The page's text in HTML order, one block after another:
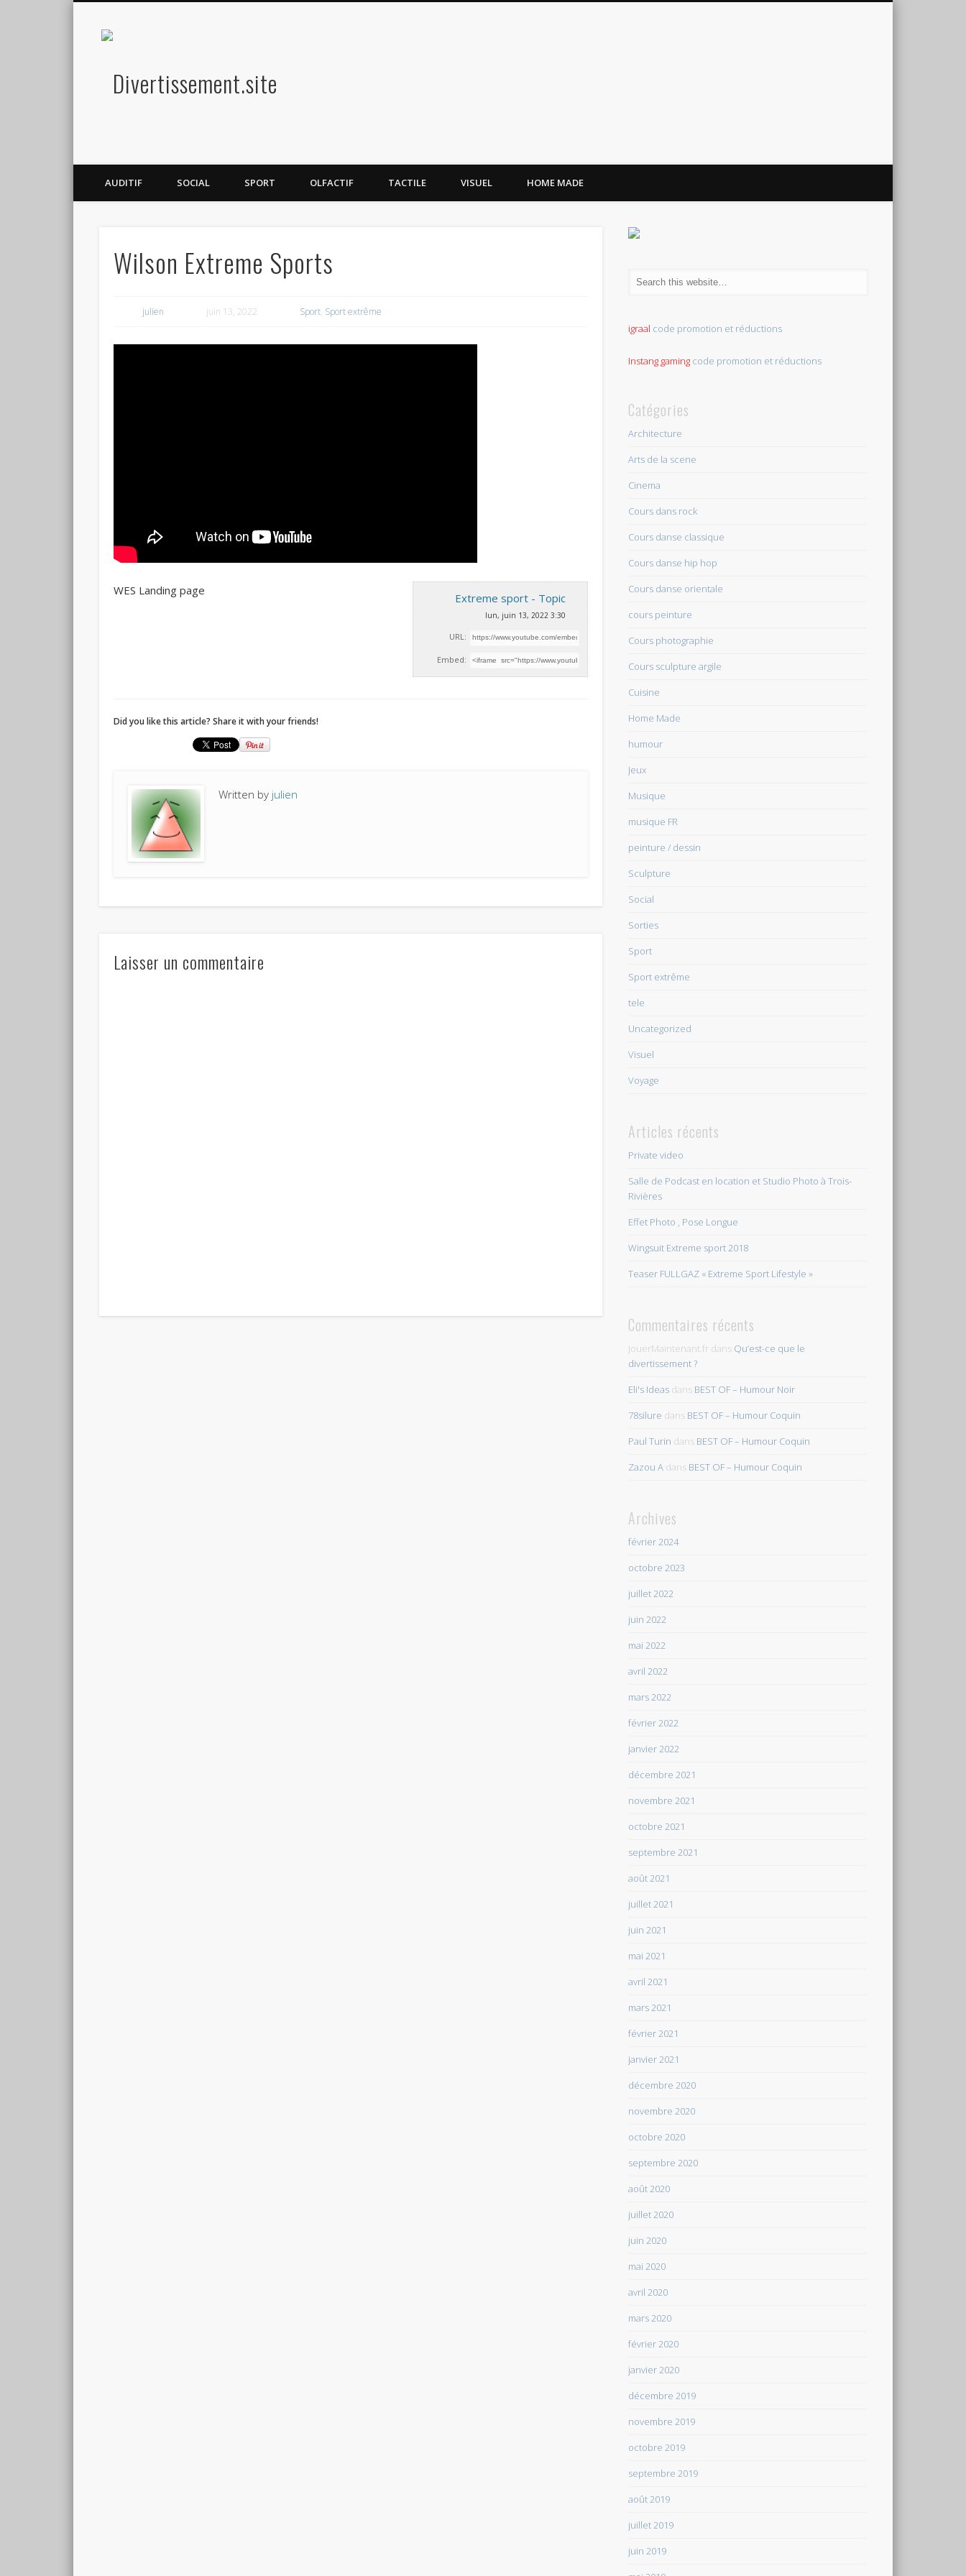
AUDITIF SOCIAL SPORT OLFACTIF TACTILE VISUEL HOME MADE
Wilson Extreme Sports
julien juin 13, 2022 Sport, Sport extrême
Extreme sport - Topic
lun, juin 13, 2022 3:30
URL:
Embed:
WES Landing page
Did you like this article? Share it with your friends!
Written by julien
Laisser un commentaire
igraal code promotion et réductions
Instang gaming code promotion et réductions
Catégories
Architecture
Arts de la scene
Cinema
Cours dans rock
Cours danse classique
Cours danse hip hop
Cours danse orientale
cours peinture
Cours photographie
Cours sculpture argile
Cuisine
Home Made
humour
Jeux
Musique
musique FR
peinture / dessin
Sculpture
Social
Sorties
Sport
Sport extrême
tele
Uncategorized
Visuel
Voyage
Articles récents
Private video
Salle de Podcast en location et Studio Photo à Trois-
Rivières
Effet Photo , Pose Longue
Wingsuit Extreme sport 2018
Teaser FULLGAZ « Extreme Sport Lifestyle »
Commentaires récents
JouerMaintenant.fr dans Qu’est-ce que le
divertissement ?
Eli's Ideas dans BEST OF – Humour Noir
78silure dans BEST OF – Humour Coquin
Paul Turin dans BEST OF – Humour Coquin
Zazou A dans BEST OF – Humour Coquin
Archives
février 2024
octobre 2023
juillet 2022
juin 2022
mai 2022
avril 2022
mars 2022
février 2022
janvier 2022
décembre 2021
novembre 2021
octobre 2021
septembre 2021
août 2021
juillet 2021
juin 2021
mai 2021
avril 2021
mars 2021
février 2021
janvier 2021
décembre 2020
novembre 2020
octobre 2020
septembre 2020
août 2020
juillet 2020
juin 2020
mai 2020
avril 2020
mars 2020
février 2020
janvier 2020
décembre 2019
novembre 2019
octobre 2019
septembre 2019
août 2019
juillet 2019
juin 2019